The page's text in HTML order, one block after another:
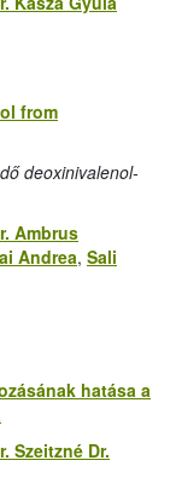
from
deoxinivalenol-
Ambrus
Andrea, Sali
hatása a
Szeitzné Dr.